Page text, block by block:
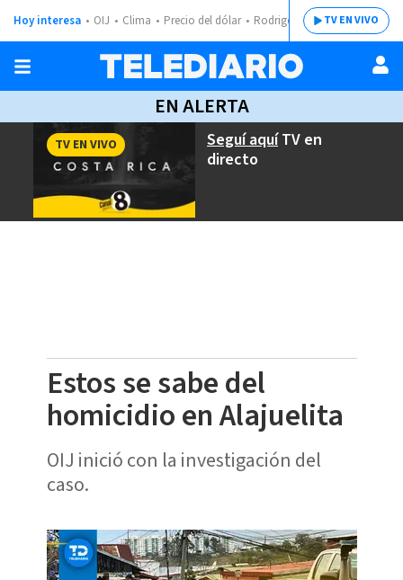
Hoy interesa OIJ Clima Precio del dólar Rodrigo ChavesTV EN VIVO
EN ALERTA
Seguí aquíTV en
directo
TV EN VIVO
Estos se sabe del
homicidio en Alajuelita
OIJ inició con la investigación del
caso.